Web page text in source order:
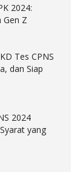
2024:
Gen Z
Tes CPNS
dan Siap
2024
yang